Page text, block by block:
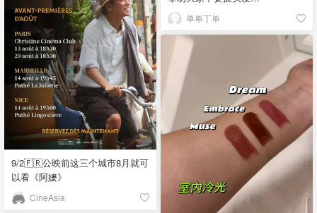
单单丁单
9/2🇫🇷公映前这三个城市8月就可
以看《阿嬷》
CineAsia